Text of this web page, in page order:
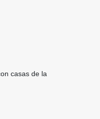
casas de la